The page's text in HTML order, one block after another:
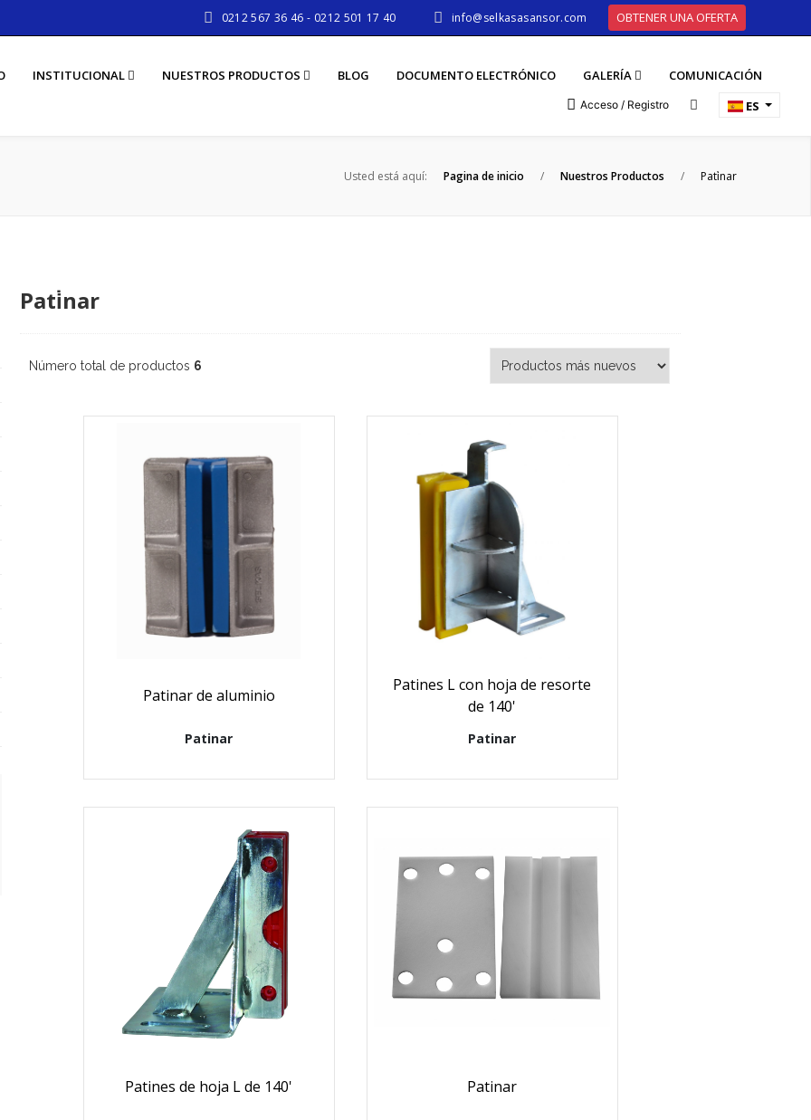
0212 567 36 46 - 0212 501 17 40 info@selkasasansor.com OBTENER UNA OFERTA
INSTITUCIONAL NUESTROS PRODUCTOS BLOG DOCUMENTO ELECTRÓNICO GALERÍA COMUNICACIÓN
Acceso / Registro ES
Usted está aquí: Pagina de inicio / Nuestros Productos / Pati̇nar
Pati̇nar
Número total de productos 6
Patinar de aluminio
Patinar
Patines L con hoja de resorte
de 140'
Patinar
Patines de hoja L de 140' Patinar